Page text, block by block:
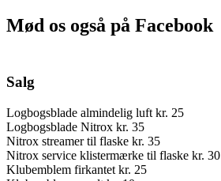
Mød os også på Facebook
Salg
Logbogsblade almindelig luft kr. 25
Logbogsblade Nitrox kr. 35
Nitrox streamer til flaske kr. 35
Nitrox service klistermærke til flaske kr. 30
Klubemblem firkantet kr. 25